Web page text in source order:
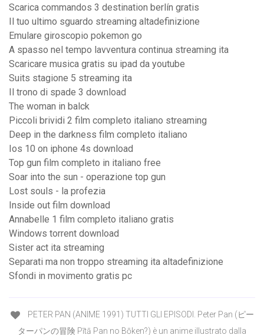
Scarica commandos 3 destination berlín gratis
Il tuo ultimo sguardo streaming altadefinizione
Emulare giroscopio pokemon go
A spasso nel tempo lavventura continua streaming ita
Scaricare musica gratis su ipad da youtube
Suits stagione 5 streaming ita
Il trono di spade 3 download
The woman in balck
Piccoli brividi 2 film completo italiano streaming
Deep in the darkness film completo italiano
Ios 10 on iphone 4s download
Top gun film completo in italiano free
Soar into the sun - operazione top gun
Lost souls - la profezia
Inside out film download
Annabelle 1 film completo italiano gratis
Windows torrent download
Sister act ita streaming
Separati ma non troppo streaming ita altadefinizione
Sfondi in movimento gratis pc
PETER PAN (ANIME 1991) TUTTI GLI EPISODI. Peter Pan (ピー
ターパンの冒険 Pītā Pan no Bōken?) è un anime illustrato dalla